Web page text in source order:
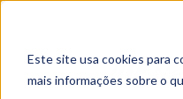
Este site usa cookies para
mais informações sobre o